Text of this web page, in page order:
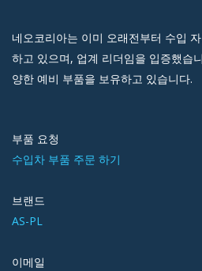
네오코리아는 이미 오래전부터 수입
하고 있으며, 업계 리더임을 입증했습
양한 예비 부품을 보유하고 있습니다.
부품 요청
수입차 부품 주문 하기
브랜드
AS-PL
이메일